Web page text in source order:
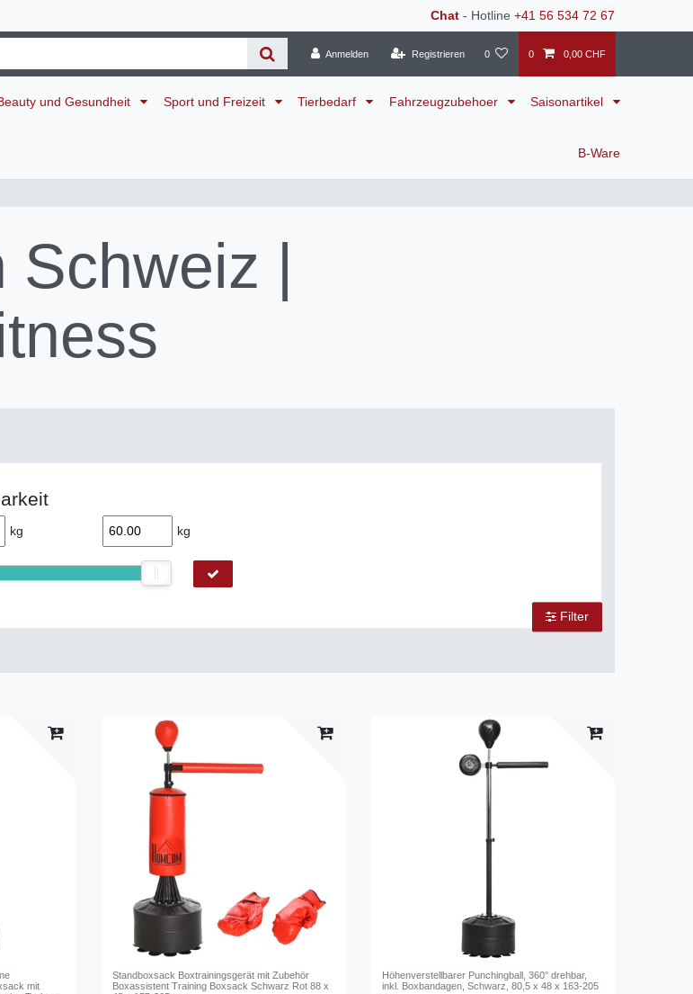
Chat - Hotline +41 56 534 72 67
Anmelden Registrieren 0 0 0,00 CHF
und Gesundheit Sport und Freizeit Tierbedarf Fahrzeugzubehoer Saisonartikel
B-Ware
|
kg kg
Filter
mit
Standboxsack Boxtrainingsgerät mit Zubehör
Boxassistent Training Boxsack Schwarz Rot 88 x
Höhenverstellbarer Punchingball, 360° drehbar,
inkl. Boxbandagen, Schwarz, 80,5 x 48 x 163-205